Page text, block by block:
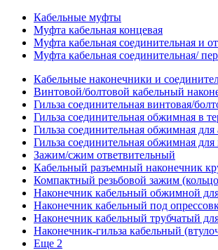
Кабельные муфты
Муфта кабельная концевая
Муфта кабельная соединительная и
Муфта кабельная соединительная/
Кабельные наконечники и
Винтовой/болтовой кабельный
Гильза соединительная винтовая/
Гильза соединительная обжимная в
Гильза соединительная обжимная
Гильза соединительная обжимная
Зажим/сжим ответвительный
Кабельный разъемный наконечник
Компактный резьбовой зажим
Наконечник кабельный обжимной
Наконечник кабельный под
Наконечник кабельный трубчатый
Наконечник-гильза кабельный
Еще 2